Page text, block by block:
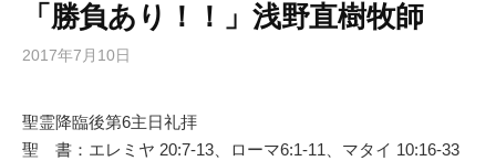
「勝負あり！！」浅野直樹牧師
2017年7月10日
聖霊降臨後第6主日礼拝
聖 書：エレミヤ 20:7-13、ローマ6:1-11、マタイ 10:16-33